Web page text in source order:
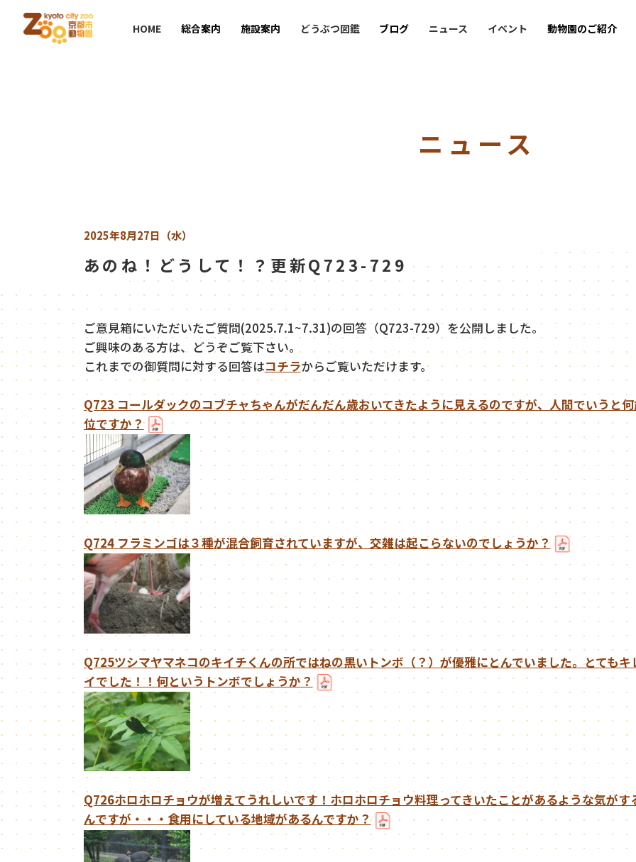
HOME 総合案内 施設案内 どうぶつ図鑑 ブログ ニュース イベント 動物園のご紹介
ニュース
2025年8月27日（水）
あのね！どうして！？更新Q723-729
ご意見箱にいただいたご質問(2025.7.1~7.31)の回答（Q723-729）を公開しました。
ご興味のある方は、どうぞご覧下さい。
これまでの御質問に対する回答はコチラからご覧いただけます。
Q723 コールダックのコブチャちゃんがだんだん歳おいてきたように見えるのですが、人間でいうと
位ですか？
Q724 フラミンゴは３種が混合飼育されていますが、交雑は起こらないのでしょうか？
Q725ツシマヤマネコのキイチくんの所ではねの黒いトンボ（？）が優雅にとんでいました。とてもキ
イでした！！何というトンボでしょうか？
Q726ホロホロチョウが増えてうれしいです！ホロホロチョウ料理ってきいたことがあるような気がす
んですが・・・食用にしている地域があるんですか？